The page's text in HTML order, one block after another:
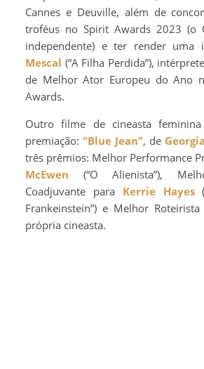
Cannes e Deuville, além de
troféus no Spirit Awards 2023 (o
independente) e ter render uma
Mescal (“A Filha Perdida”),
de Melhor Ator Europeu do Ano
Awards.
Outro filme de cineasta
premiação: “Blue Jean”, de
três prêmios: Melhor Performance
McEwen (“O Alienista”),
Coadjuvante para Kerrie Hayes
Frankeinstein”) e Melhor
própria cineasta.